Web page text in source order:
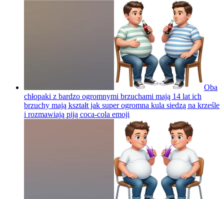
Oba
chłopaki z bardzo ogromnymi brzuchami mają 14 lat ich
brzuchy mają kształt jak super ogromna kula siedzą na krześle
i rozmawiają piją coca-cola emoji